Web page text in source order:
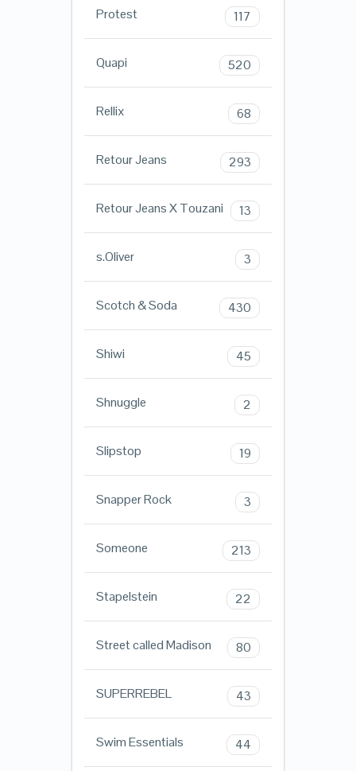
Protest 117
Quapi 520
Rellix 68
Retour Jeans 293
Retour Jeans X Touzani 13
s.Oliver 3
Scotch & Soda 430
Shiwi 45
Shnuggle 2
Slipstop 19
Snapper Rock 3
Someone 213
Stapelstein 22
Street called Madison 80
SUPERREBEL 43
Swim Essentials 44